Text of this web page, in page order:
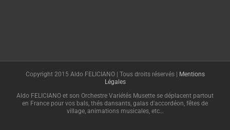
Copyright 2015 Aldo FELICIANO | Tous droits réservés |
Mentions
Légales
Aldo FELICIANO et son Orchestre Variétés Musette se déplacent partout
en France pour vos bals, thés dansants, galas d'accordéon, fêtes de
village, animations musicales, etc…